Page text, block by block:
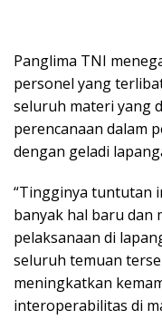
Panglima TNI
personel yang
seluruh materi yang
perencanaan dalam
dengan geladi
“Tingginya tuntutan
banyak hal baru dan
pelaksanaan di
seluruh temuan
meningkatkan
interoperabilitas di